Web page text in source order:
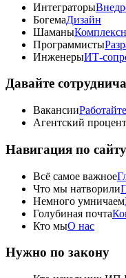
Интеграторы
БогемаДизайн
Шаманы
Программисты
ИнженерыИТ-
Давайте
Вакансии
Агентский процент
Навигация по сайту
Всё самое важное
Что мы натворили
Немного умничаем
Голубиная почта
Кто мыО нас
Нужно по закону